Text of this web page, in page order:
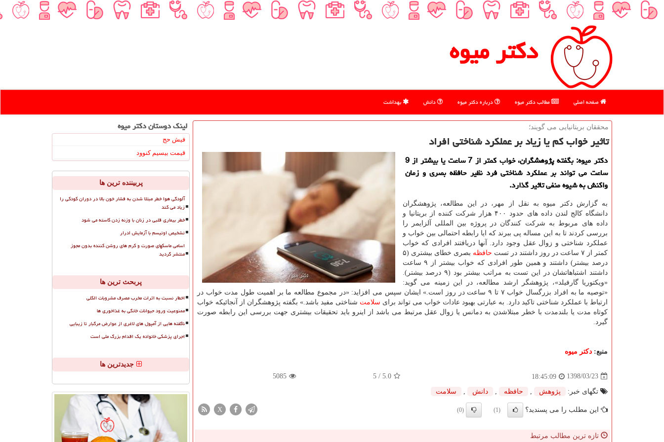
دكتر میوه
صفحه اصلی مطالب دكتر میوه درباره دكتر میوه دانش بهداشت
محققان بریتانیایی می گویند؛
تاثیر خواب كم یا زیاد بر عملكرد شناختی افراد
دكتر میوه: بگفته پژوهشگران، خواب كمتر از 7 ساعت یا بیشتر از 9
ساعت می تواند بر عملكرد شناختی فرد نظیر حافظه بصری و زمان
واكنش به شیوه منفی تاثیر گذارد.
به گزارش دكتر میوه به نقل از مهر، در این مطالعه، پژوهشگران
دانشگاه كالج لندن داده های حدود ۴۰۰ هزار شركت كننده از بریتانیا و
داده های مربوط به شركت كنندگان در پروژه بین المللی آلزایمر را
بررسی كردند تا به این مساله پی ببرند كه ایا رابطه احتمالی بین خواب و
عملكرد شناختی و زوال عقل وجود دارد. آنها دریافتند افرادی كه خواب
كمتر از ۷ ساعت در روز داشتند در تست
حافظه
بصری خطای بیشتری (۵
درصد بیشتر) داشتند و همین طور افرادی كه خواب بیشتر از ۹ ساعت
داشتند اشتباهاتشان در این تست به مراتب بیشتر بود (۹ درصد بیشتر).
«ویكتوریا گارفیلد»، پژوهشگر ارشد مطالعه، در این زمینه می گوید:
«توصیه ما به افراد بزرگسال خواب ۷ تا ۹ ساعت در روز است.» ایشان سپس می افزاید: «در مجموع مطالعه ما بر اهمیت طول مدت خواب در
ارتباط با عملكرد شناختی تاكید دارد. به عبارتی بهبود عادات خواب می تواند برای سلامت شناختی مفید باشد.» بگفته پژوهشگران از آنجائیكه خواب
كوتاه مدت یا بلندمدت با خطر مبتلاشدن به دمانس یا زوال عقل مرتبط می باشد از اینرو باید تحقیقات بیشتری جهت بررسی این رابطه صورت
گیرد.
منبع: دكتر میوه
1398/03/23
18:45:09
5.0
/ 5
5085
تگهای خبر: پژوهش حافظه دانش سلامت
این مطلب را می پسندید؟ (1)
(0)
X
تازه ترین مطالب مرتبط
لینک دوستان دكتر میوه
فیش حج
قیمت بیسیم کنوود
پربیننده ترین ها
آلودگی هوا خطر مبتلا شدن به فشار خون بالا در دوران کودکی را
زیاد می کند
خطر بیماری قلبی در زنان با وزنه زدن کاسته می شود
تشخیص اوتیسم با آزمایش ادرار
اسامی ماسکهای صورت و کرم های روشن کننده بدون مجوز
منتشر گردید
پربحث ترین ها
اخطار نسبت به اثرات مخرب مصرف مشروبات الکلی
ممنوعیت ورود حیوانات خانگی به غذاخوری ها
ناگفته هایی از آمپول های لاغری از عوارض مرگبار تا زیبایی
اجرای پزشکی خانواده یک اقدام بزرگ ملی است
جدیدترین ها